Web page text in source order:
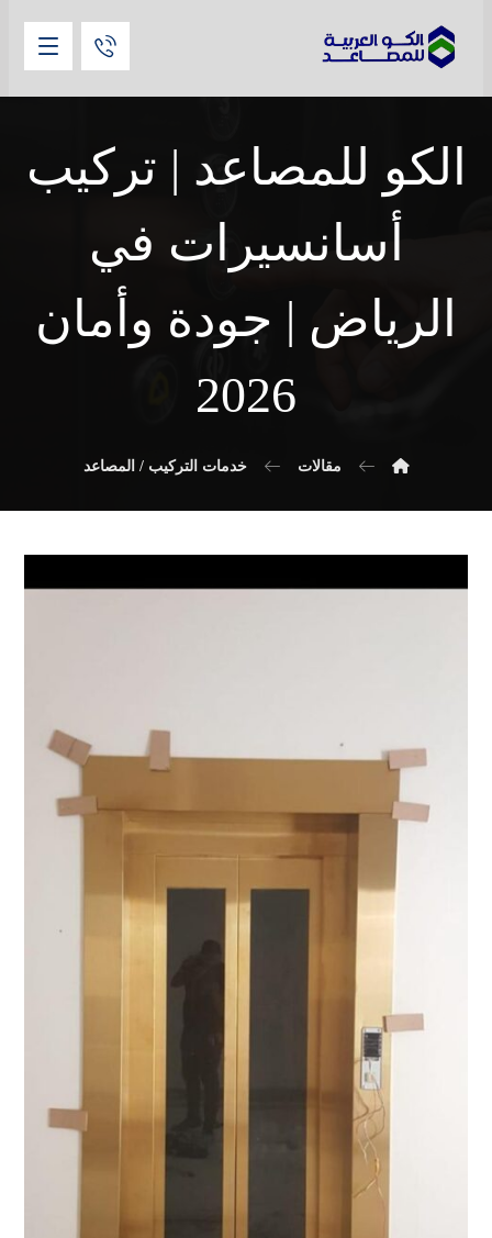
الكو للمصاعد | تركيب
أسانسيرات في
الرياض | جودة وأمان
2026
مقالات خدمات التركيب / المصاعد